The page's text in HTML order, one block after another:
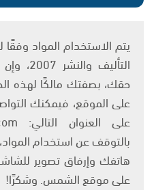
حقك، بصفتك مالكًا لهذه
على الموقع، فيمكنك
بالتوقف عن استخدام
هاتفك وإرفاق تصوير
على موقع الشمس. وشكرًا!